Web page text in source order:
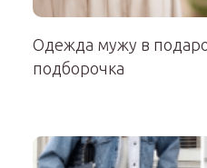
Одежда мужу в
подборочка